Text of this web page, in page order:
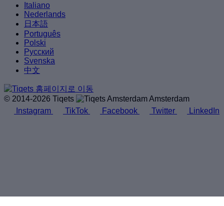
Italiano
Nederlands
日本語
Português
Polski
Русский
Svenska
中文
© 2014-2026 Tiqets
Amsterdam
Instagram
TikTok Facebook Twitter LinkedIn